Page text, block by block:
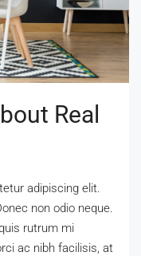
Real
adipiscing elit.
non odio neque.
rutrum mi
ac nibh facilisis, at